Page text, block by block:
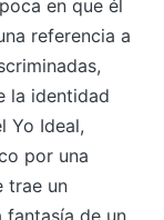
en que él
referencia a
la identidad
Yo Ideal,
por una
trae un
de un